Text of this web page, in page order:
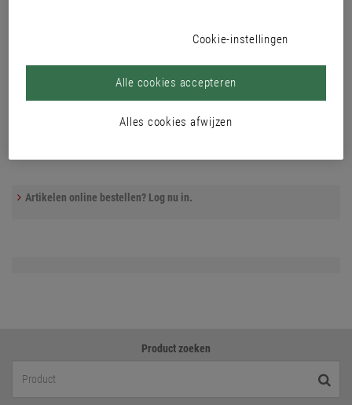
Artikelen online bestellen? Log nu in.
Product zoeken
Cookie-instellingen
Alles cookies afwijzen
Alle cookies accepteren